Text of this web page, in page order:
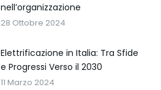
nell’organizzazione
28 Ottobre 2024
Elettrificazione in Italia: Tra Sfide
e Progressi Verso il 2030
11 Marzo 2024